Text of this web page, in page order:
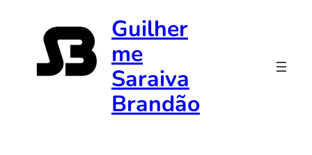
conteúdo
Guilher
me
Saraiva
Brandão